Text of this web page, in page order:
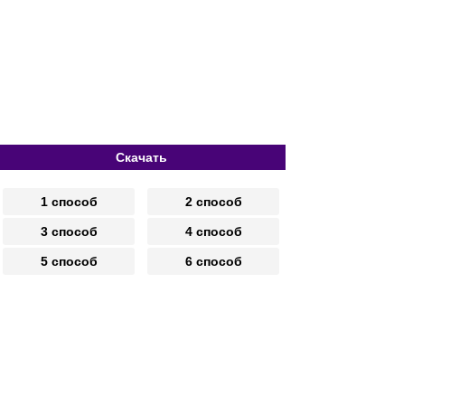
Скачать
1 способ 2 способ
3 способ 4 способ
5 способ 6 способ